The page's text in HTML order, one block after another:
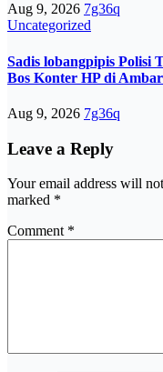
Aug 9, 2026 7g36q
Uncategorized
Sadis lobangpipis Polisi
Bos Konter HP di
Aug 9, 2026 7g36q
Leave a Reply
Your email address will
marked *
Comment *